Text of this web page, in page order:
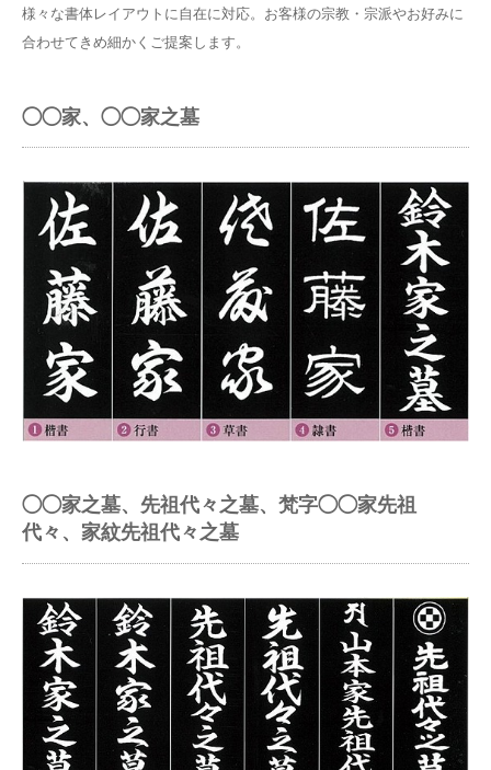
様々な書体レイアウトに自在に対応。お客様の宗教・宗派やお好みに
合わせてきめ細かくご提案します。
◯◯家、◯◯家之墓
◯◯家之墓、先祖代々之墓、梵字◯◯家先祖
代々、家紋先祖代々之墓